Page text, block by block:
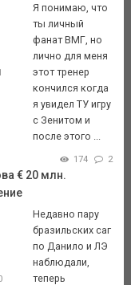
Я понимаю, что
ты личный
фанат ВМГ, но
лично для меня
этот тренер
кончился когда
я увидел ТУ игру
с Зенитом и
после этого ...
174 2
€ 20 млн.
Недавно пару
бразильских саг
по Данило и ЛЭ
наблюдали,
теперь